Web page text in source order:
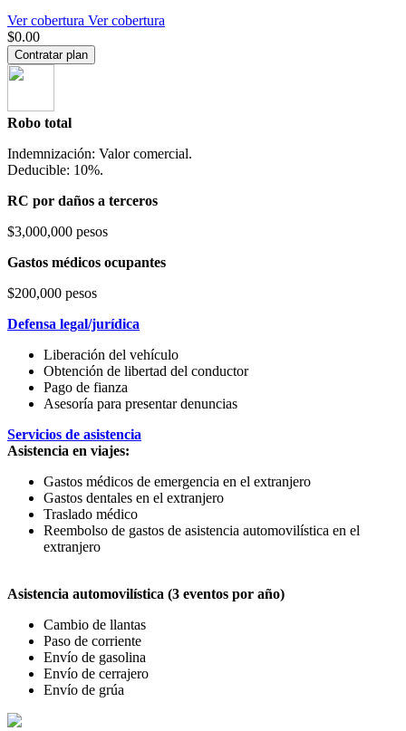
Ver cobertura Ver cobertura
$0.00
Contratar plan
Robo total
Indemnización: Valor comercial.
Deducible: 10%.
RC por daños a terceros
$3,000,000 pesos
Gastos médicos ocupantes
$200,000 pesos
Defensa legal/jurídica
Liberación del vehículo
Obtención de libertad del conductor
Pago de fianza
Asesoría para presentar denuncias
Servicios de asistencia
Asistencia en viajes:
Gastos médicos de emergencia en el extranjero
Gastos dentales en el extranjero
Traslado médico
Reembolso de gastos de asistencia automovilística en el
extranjero
Asistencia automovilística (3 eventos por año)
Cambio de llantas
Paso de corriente
Envío de gasolina
Envío de cerrajero
Envío de grúa